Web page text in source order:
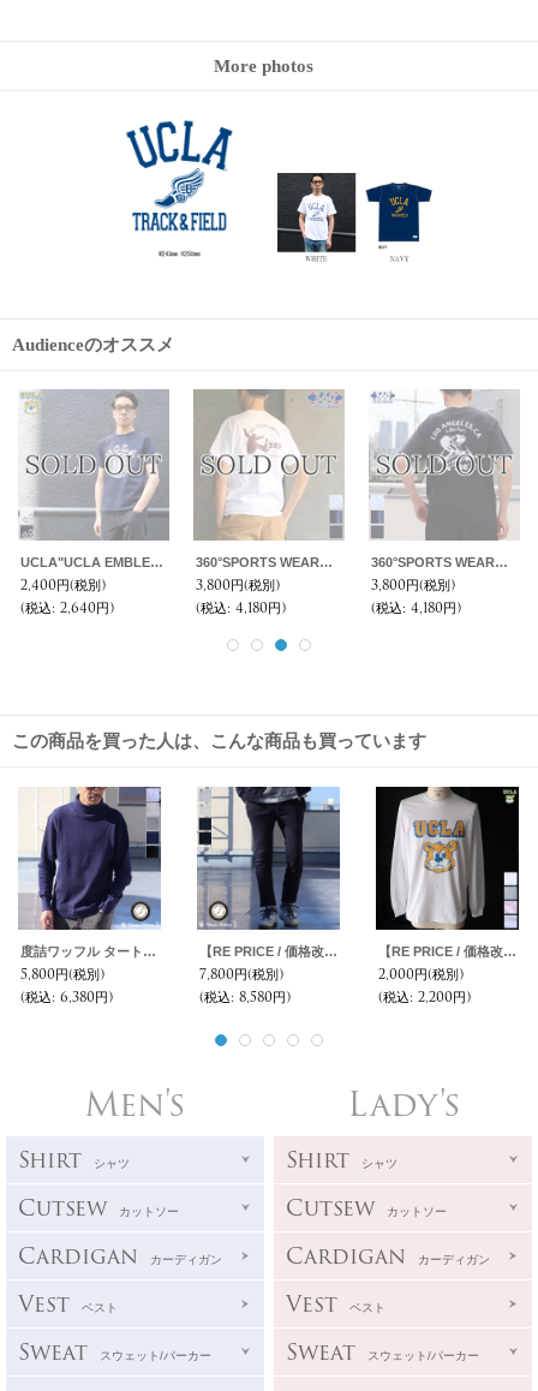
More photos
Audienceのオススメ
360°SPORTS WEAR（スリーシックスティスポーツウェア） "CIRCLE" 6oz米綿丸胴ポケ付きS/S Tee/ Audience
3,800円(税別)
(税込: 4,180円)
【RE PRICE / 価格改定】360°SPORTS WEAR（スリーシックスティスポーツウェア） "BIRD" 6oz米綿丸胴L/S Tee/ Audience
2,000円(税別)
(税込: 2,200円)
360°SPORTS WEAR（スリーシックスティスポーツウェア） "PLAY" 6oz米綿丸胴L/S Tee/ Audience
4,200円(税別)
(税込: 4,620円)
この商品を買った人は、こんな商品も買っています
度詰ワッフル タートルネック フィンガーホール L/S【MADE IN JAPAN】『日本製』/ Upscape Audience
5,800円(税別)
(税込: 6,380円)
【RE PRICE / 価格改定】度詰裏毛スラックスアンクルパンツ【MADE IN JAPAN】『日本製』/ Upscape Audience
7,800円(税別)
(税込: 8,580円)
【RE PRICE / 価格改定】UCLA"UCLA BERA" 6oz米綿丸胴L/S Tee/ Audience
2,000円(税別)
(税込: 2,200円)
Men's
Shirt シャツ
Cutsew カットソー
Cardigan カーディガン
Vest ベスト
Sweat スウェット/パーカー
Lady's
Shirt シャツ
Cutsew カットソー
Cardigan カーディガン
Vest ベスト
Sweat スウェット/パーカー